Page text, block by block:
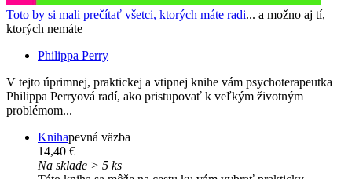
Toto by si mali prečítať všetci, ktorých máte radi... a možno aj tí,
ktorých nemáte
Philippa Perry
V tejto úprimnej, praktickej a vtipnej knihe vám psychoterapeutka
Philippa Perryová radí, ako pristupovať k veľkým životným
problémom...
Knihapevná väzba
14,40 €
Na sklade > 5 ks